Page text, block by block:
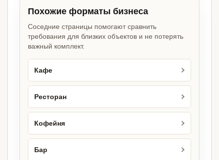
Похожие форматы бизнеса
Соседние страницы помогают сравнить
требования для близких объектов и не потерять
важный комплект.
Кафе
Ресторан
Кофейня
Бар